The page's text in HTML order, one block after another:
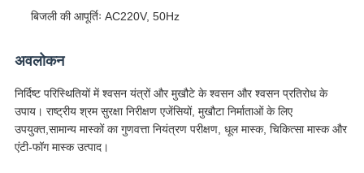
बिजली की आपूर्तिः AC220V, 50Hz
अवलोकन
निर्दिष्ट परिस्थितियों में श्वसन यंत्रों और मुखौटे के श्वसन और श्वसन प्रतिरोध के
उपाय। राष्ट्रीय श्रम सुरक्षा निरीक्षण एजेंसियों, मुखौटा निर्माताओं के लिए
उपयुक्त,सामान्य मास्कों का गुणवत्ता नियंत्रण परीक्षण, धूल मास्क, चिकित्सा मास्क और
एंटी-फॉग मास्क उत्पाद।